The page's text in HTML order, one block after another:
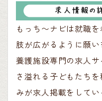
もっち〜ナビは就職
肢が広がるように願
養護施設専門の求人
さ溢れる子どもたち
みが求人掲載をして